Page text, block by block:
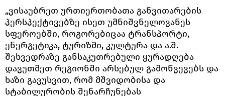
„ვისაუბრეთ ურთიერთობათა განვითარების
პერსპექტივებზე ისეთ უმნიშვნელოვანეს
სფეროებში, როგორებიცაა ტრანსპორტი,
ენერგეტიკა, ტურიზმი, კულტურა და ა.შ.
შეხვედრაზე განსაკუთრებული ყურადღება
დავუთმეთ რეგიონში არსებულ გამოწვევებს და
ხაზი გავუსვით, რომ მშვიდობისა და
სტაბილურობის შენარჩუნებას